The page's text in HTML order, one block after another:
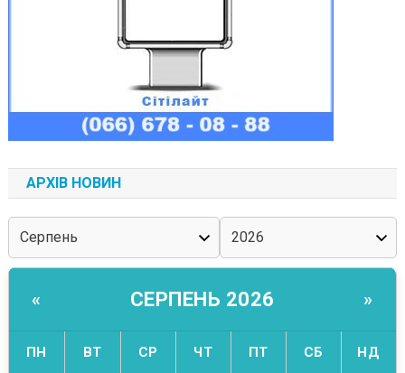
АРХІВ НОВИН
« СЕРПЕНЬ 2026 »
ПН ВТ СР ЧТ ПТ СБ НД